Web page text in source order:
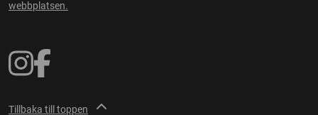
webbplatsen.
Tillbaka till toppen